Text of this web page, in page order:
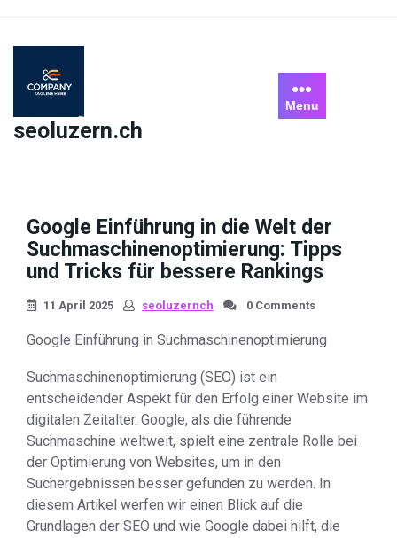
content
seoluzern.ch
Menu
Google Einführung in die Welt der
Suchmaschinenoptimierung: Tipps
und Tricks für bessere Rankings
11 April 2025 seoluzernch 0 Comments
Google Einführung in Suchmaschinenoptimierung
Suchmaschinenoptimierung (SEO) ist ein
entscheidender Aspekt für den Erfolg einer Website im
digitalen Zeitalter. Google, als die führende
Suchmaschine weltweit, spielt eine zentrale Rolle bei
der Optimierung von Websites, um in den
Suchergebnissen besser gefunden zu werden. In
diesem Artikel werfen wir einen Blick auf die
Grundlagen der SEO und wie Google dabei hilft, die